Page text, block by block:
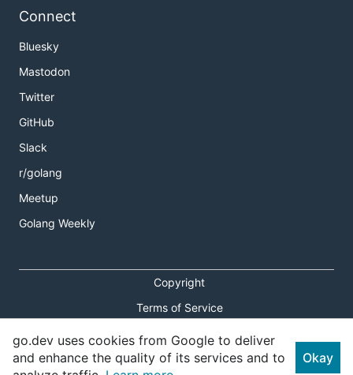
Connect
Bluesky
Mastodon
Twitter
GitHub
Slack
r/golang
Meetup
Golang Weekly
Copyright
Terms of Service
Privacy Policy
Report an Issue
go.dev uses cookies from Google to deliver
and enhance the quality of its services and to
Okay